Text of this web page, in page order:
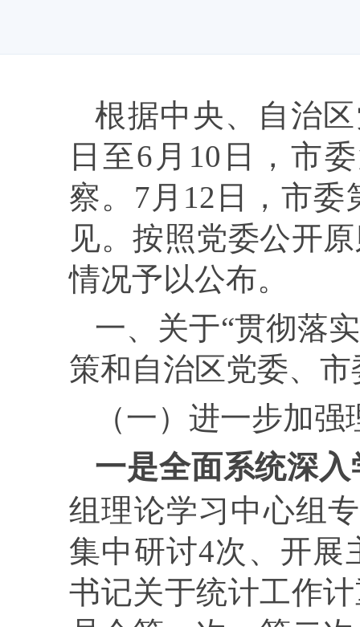
根据中央、自治
日至6 月 10 日，市
察。 7 月 12 日，市
见。按照党委公开
情况予以公布。
一、关于“贯彻落
策和自治区党委、
（一）进一步加
一是全面系统深入
组理论学习中心组
集中研讨4次、开展
书记关于统计工作